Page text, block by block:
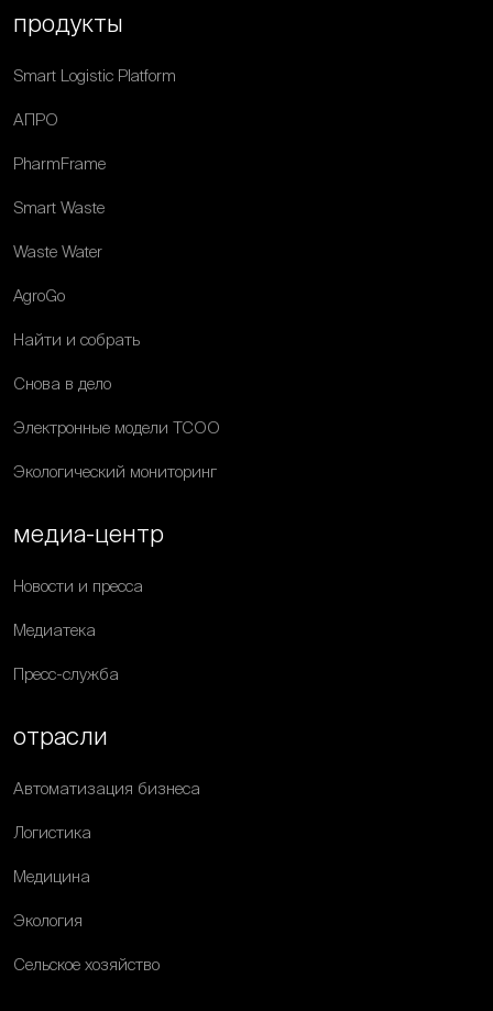
продукты
Smart Logistic Platform
АПРО
PharmFrame
Smart Waste
Waste Water
AgroGo
Найти и собрать
Снова в дело
Электронные модели ТСОО
Экологический мониторинг
медиа-центр
Новости и пресса
Медиатека
Пресс-служба
отрасли
Автоматизация бизнеса
Логистика
Медицина
Экология
Сельское хозяйство